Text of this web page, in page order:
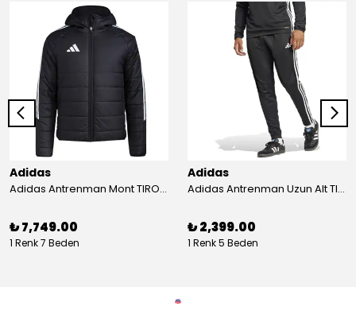
Adidas
Adidas Antrenman Mont TIRO24 WINT JKT IJ7388
₺ 7,749.00
1 Renk 7 Beden
Adidas
Adidas Antrenman Uzun Alt TIRO ES PNT JD0442
₺ 2,399.00
1 Renk 5 Beden